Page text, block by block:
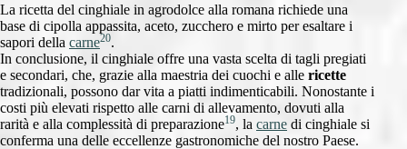
La ricetta del cinghiale in agrodolce alla romana richiede una
base di cipolla appassita, aceto, zucchero e mirto per esaltare i
sapori della carne20.
In conclusione, il cinghiale offre una vasta scelta di tagli pregiati
e secondari, che, grazie alla maestria dei cuochi e alle ricette
tradizionali, possono dar vita a piatti indimenticabili. Nonostante i
costi più elevati rispetto alle carni di allevamento, dovuti alla
rarità e alla complessità di preparazione19, la carne di cinghiale si
conferma una delle eccellenze gastronomiche del nostro Paese.